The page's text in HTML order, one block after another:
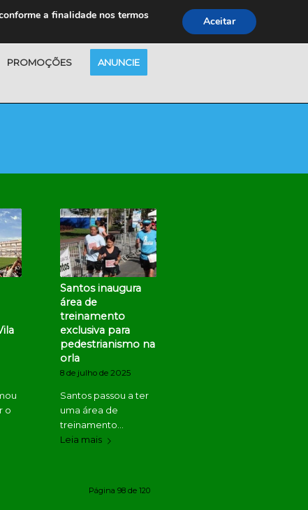
PROMOÇÕES ANUNCIE
o
Santos inaugura
área de
treinamento
exclusiva para
pedestrianismo na
orla
8 de julho de 2025
Santos passou a ter
uma área de
treinamento…
Leia mais
Página 98 de 120
a finalidade nos termos
Aceitar